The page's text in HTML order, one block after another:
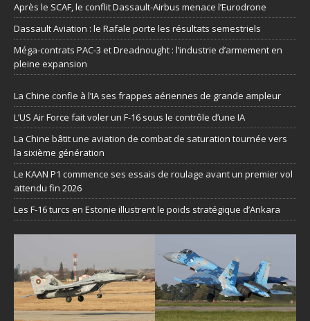
Après le SCAF, le conflit Dassault-Airbus menace l’Eurodrone
Dassault Aviation : le Rafale porte les résultats semestriels
Méga-contrats PAC-3 et Dreadnought : l’industrie d’armement en
pleine expansion
La Chine confie à l’IA ses frappes aériennes de grande ampleur
L’US Air Force fait voler un F-16 sous le contrôle d’une IA
La Chine bâtit une aviation de combat de saturation tournée vers
la sixième génération
Le KAAN P1 commence ses essais de roulage avant un premier vol
attendu fin 2026
Les F-16 turcs en Estonie illustrent le poids stratégique d’Ankara